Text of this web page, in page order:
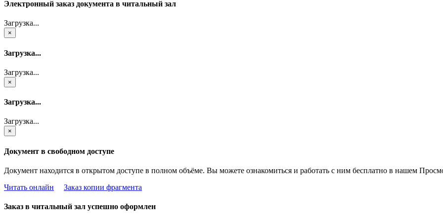
Электронный заказ документа в читальный зал
Загрузка...
×
Загрузка...
Загрузка...
×
Загрузка...
Загрузка...
×
Документ в свободном доступе
Документ находится в открытом доступе в полном объёме. Вы можете ознакомиться и работать с ним бесплатно в нашем
Читать онлайн
Заказ копии фрагмента
Заказ в читальный зал успешно оформлен